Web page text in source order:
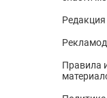
Редакция
Правила